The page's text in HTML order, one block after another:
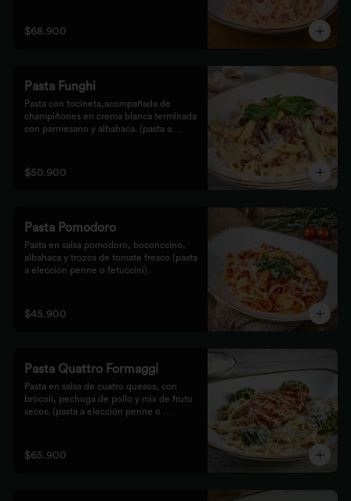
acompañado con nuestro tradicional pan
Focaccia.
$68.900
Pasta Funghi
Pasta con tocineta,acompañada de
champiñones en crema blanca terminada
con parmesano y albahaca. (pasta a
$50.900
Pasta Pomodoro
Pasta en salsa pomodoro, boconccino,
albahaca y trozos de tomate fresco (pasta
a elección penne o fetuccini).
$45.900
Pasta Quattro Formaggi
Pasta en salsa de cuatro quesos, con
brócoli, pechuga de pollo y mix de fruto
secos. (pasta a elección penne o
$65.900